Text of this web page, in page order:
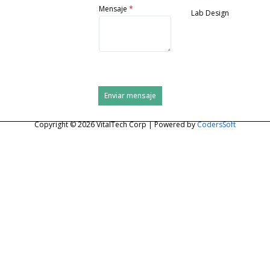
Mensaje *
Enviar mensaje
Lab Design
Copyright © 2026 VitalTech Corp | Powered byCodersSoft